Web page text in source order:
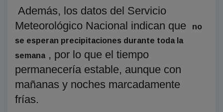
Además, los datos del Servicio
Meteorológico Nacional indican que
no
se esperan precipitaciones durante toda la
semana , por lo que el tiempo
permanecería estable, aunque con
mañanas y noches marcadamente
frías.